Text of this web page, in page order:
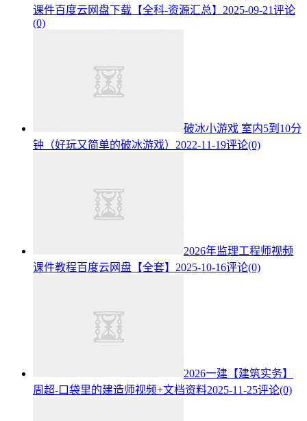
课件百度云网盘下载【全科-资源汇总】 2025-09-21评论
(0)
破冰小游戏 室内5到10分
钟（好玩又简单的破冰游戏） 2022-11-19评论(0)
2026年监理工程师视频
课件教程百度云网盘【全套】 2025-10-16评论(0)
2026一建【建筑实务】
周超-口袋里的建造师视频+文档资料2025-11-25评论(0)